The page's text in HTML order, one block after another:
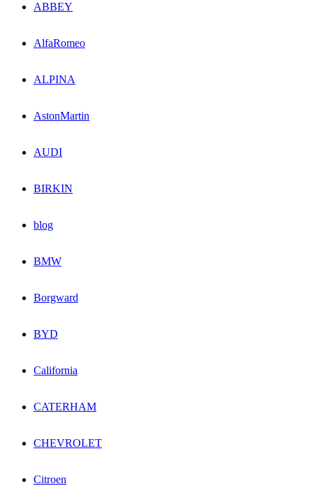
ABBEY
AlfaRomeo
ALPINA
AstonMartin
AUDI
BIRKIN
blog
BMW
Borgward
BYD
California
CATERHAM
CHEVROLET
Citroen